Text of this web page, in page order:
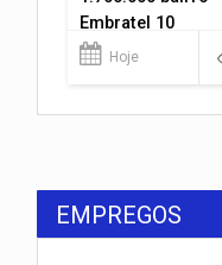
Embratel 10
apartamentos!
Hoje
EMPREGOS